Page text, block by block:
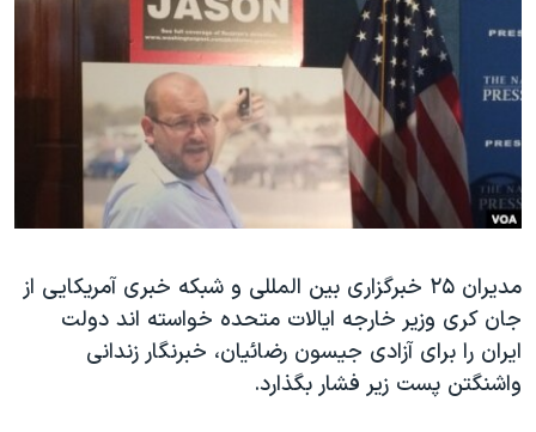
فرهنگ و زندگی
حقوق شهروندی
اقتصادی
علم و فناوری
اسرائیل در جنگ
آرشیو پخش زنده
مستندها
انتخابات ریاست جمهوری آمریکا ۲۰۲۴
حمله جمهوری اسلامی به اسرائیل
رمز مهسا
ورزش زنان در ایران
مجموعه مستندهای دادخواهی
تریبونال مردمی آبان ۹۸
دادگاه حمید نوری
زبانهای مختلف
مدیران ۲۵ خبرگزاری بین المللی و شبکه خبری آمریکایی از
جان کری وزير خارجه ایالات متحده خواسته اند دولت
ايران را برای آزادی جيسون رضائيان، خبرنگار زندانی
واشنگتن پست زیر فشار بگذارد.